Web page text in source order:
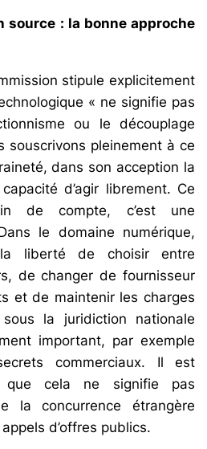
source : la bonne approche
stipule explicitement
« ne signifie pas
ou le découplage
souscrivons pleinement à ce
dans son acception la
d’agir librement. Ce
de compte, c’est une
le domaine numérique,
liberté de choisir entre
de changer de fournisseur
et de maintenir les charges
la juridiction nationale
important, par exemple
commerciaux. Il est
que cela ne signifie pas
la concurrence étrangère
d’offres publics.